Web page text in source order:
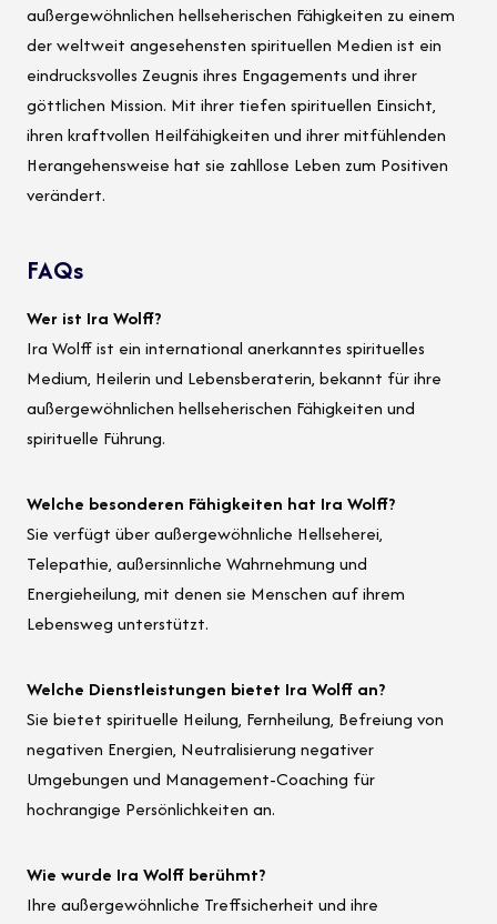
außergewöhnlichen hellseherischen Fähigkeiten zu einem
der weltweit angesehensten spirituellen Medien ist ein
eindrucksvolles Zeugnis ihres Engagements und ihrer
göttlichen Mission. Mit ihrer tiefen spirituellen Einsicht,
ihren kraftvollen Heilfähigkeiten und ihrer mitfühlenden
Herangehensweise hat sie zahllose Leben zum Positiven
verändert.
FAQs
Wer ist Ira Wolff?
Ira Wolff ist ein international anerkanntes spirituelles
Medium, Heilerin und Lebensberaterin, bekannt für ihre
außergewöhnlichen hellseherischen Fähigkeiten und
spirituelle Führung.
Welche besonderen Fähigkeiten hat Ira Wolff?
Sie verfügt über außergewöhnliche Hellseherei,
Telepathie, außersinnliche Wahrnehmung und
Energieheilung, mit denen sie Menschen auf ihrem
Lebensweg unterstützt.
Welche Dienstleistungen bietet Ira Wolff an?
Sie bietet spirituelle Heilung, Fernheilung, Befreiung von
negativen Energien, Neutralisierung negativer
Umgebungen und Management-Coaching für
hochrangige Persönlichkeiten an.
Wie wurde Ira Wolff berühmt?
Ihre außergewöhnliche Treffsicherheit und ihre